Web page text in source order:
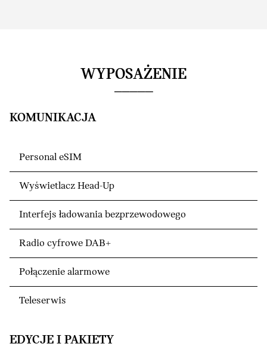
WYPOSAŻENIE
KOMUNIKACJA
Personal eSIM
Wyświetlacz Head-Up
Interfejs ładowania bezprzewodowego
Radio cyfrowe DAB+
Połączenie alarmowe
Teleserwis
EDYCJE I PAKIETY